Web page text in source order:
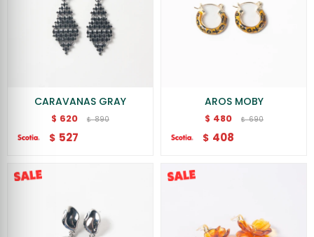
CARAVANAS GRAY
$ 620 $ 890
$ 527
AROS MOBY
$ 480 $ 690
$ 408